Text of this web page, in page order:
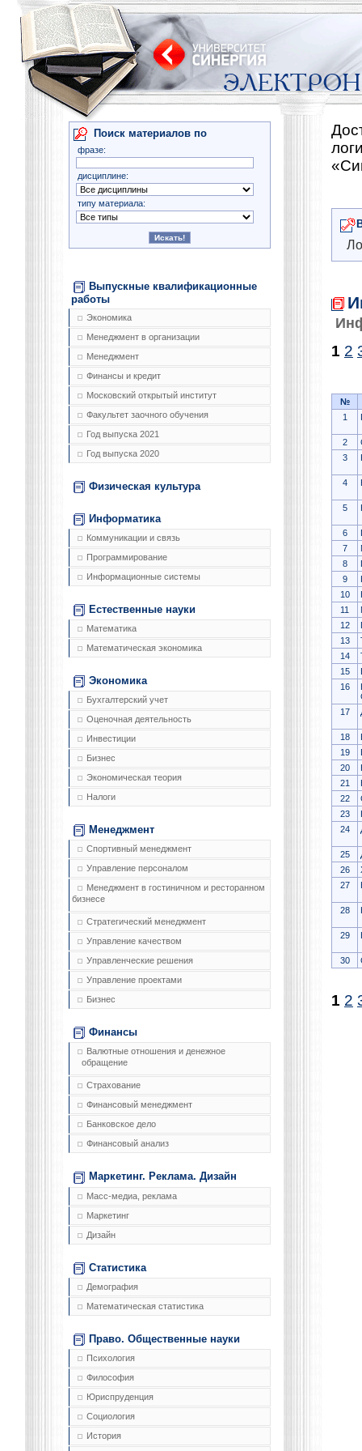
Поиск материалов по
фразе:
дисциплине:
типу материала:
Выпускные квалификационные
работы
Экономика
Менеджмент в организации
Менеджмент
Финансы и кредит
Московский открытый институт
Факультет заочного обучения
Год выпуска 2021
Год выпуска 2020
Физическая культура
Информатика
Коммуникации и связь
Программирование
Информационные системы
Естественные науки
Математика
Математическая экономика
Экономика
Бухгалтерский учет
Оценочная деятельность
Инвестиции
Бизнес
Экономическая теория
Налоги
Менеджмент
Спортивный менеджмент
Управление персоналом
Менеджмент в гостиничном и ресторанном
бизнесе
Стратегический менеджмент
Управление качеством
Управленческие решения
Управление проектами
Бизнес
Финансы
Валютные отношения и денежное
обращение
Страхование
Финансовый менеджмент
Банковское дело
Финансовый анализ
Маркетинг. Реклама. Дизайн
Масс-медиа, реклама
Маркетинг
Дизайн
Статистика
Демография
Математическая статистика
Право. Общественные науки
Психология
Философия
Юриспруденция
Социология
История
1 2
№
1
2
3
4
5
6
7
8
9
10
11
12
13
14
15
16
17
18
19
20
21
22
23
24
25
26
27
28
29
30
1 2